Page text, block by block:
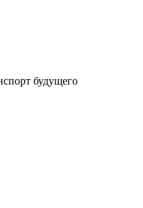
будущего